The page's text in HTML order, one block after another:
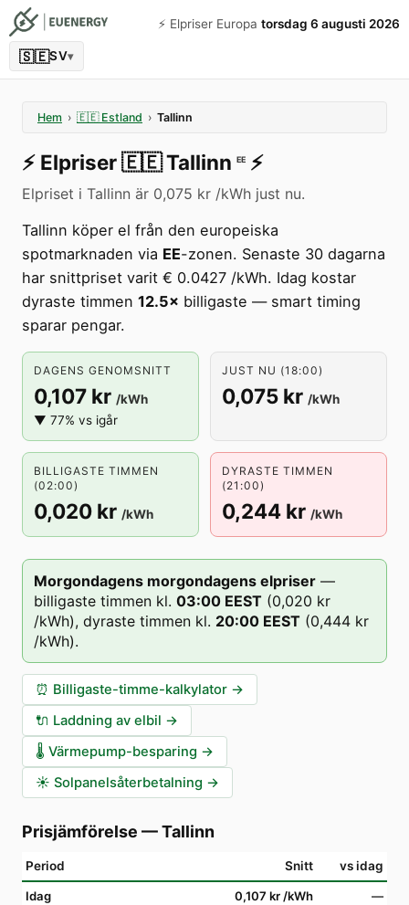
⚡️ Elpriser Europa torsdag 6 augusti 2026
🇸🇪SV▾
Hem › 🇪🇪 Estland › Tallinn
⚡️ Elpriser🇪🇪Tallinn EE ⚡️
Elpriset i Tallinn är 0,075 kr /kWh just nu.
Tallinn köper el från den europeiska
spotmarknaden via EE-zonen. Senaste 30 dagarna
har snittpriset varit € 0.0427 /kWh. Idag kostar
dyraste timmen 12.5× billigaste — smart timing
sparar pengar.
DAGENS GENOMSNITT
0,107 kr /kWh
▼ 77% vs igår
JUST NU (18:00)
0,075 kr /kWh
BILLIGASTE TIMMEN
(02:00)
0,020 kr /kWh
DYRASTE TIMMEN
(21:00)
0,244 kr /kWh
Morgondagens morgondagens elpriser —
billigaste timmen kl. 03:00 EEST (0,020 kr
/kWh), dyraste timmen kl. 20:00 EEST (0,444 kr
/kWh).
⏰ Billigaste-timme-kalkylator →
🔌 Laddning av elbil →
🌡️ Värmepump-besparing →
☀️ Solpanelsåterbetalning →
Prisjämförelse —Tallinn
Period Snitt vs idag
Idag 0,107 kr /kWh
—